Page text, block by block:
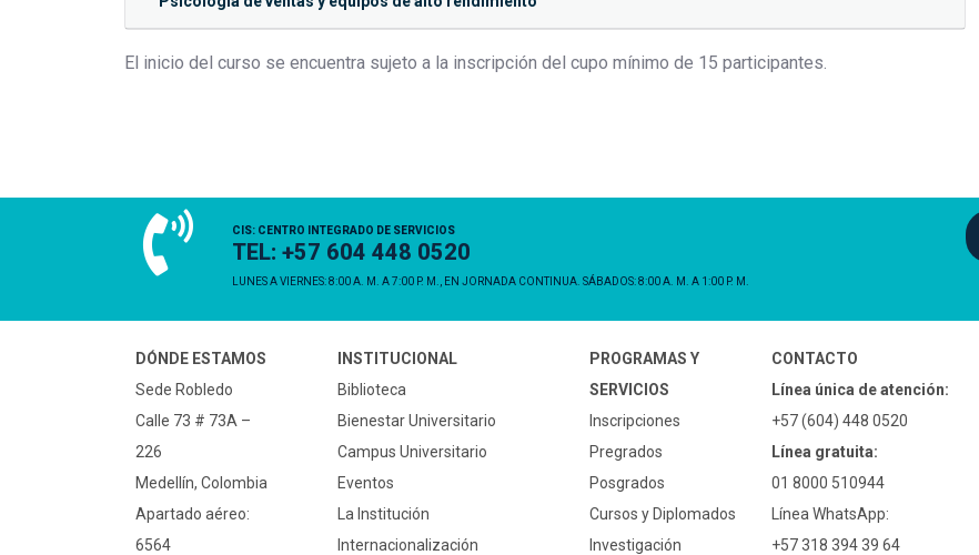
El inicio del curso se encuentra sujeto a la inscripción del cupo mínimo de 15 participantes.
CIS: CENTRO INTEGRADO DE SERVICIOS
TEL: +57 604 448 0520
LUNES A VIERNES: 8:00 A. M. A 7:00 P. M., EN JORNADA CONTINUA. SÁBADOS: 8:00 A. M. A 1:00 P. M.
DÓNDE ESTAMOS
Sede Robledo
Calle 73 # 73A –
226
Medellín, Colombia
Apartado aéreo:
6564
INSTITUCIONAL
Biblioteca
Bienestar Universitario
Campus Universitario
Eventos
La Institución
Internacionalización
PROGRAMAS Y
SERVICIOS
Inscripciones
Pregrados
Posgrados
Cursos y Diplomados
Investigación
CONTACTO
Línea única de atención:
+57 (604) 448 0520
Línea gratuita:
01 8000 510944
Línea WhatsApp:
+57 318 394 39 64